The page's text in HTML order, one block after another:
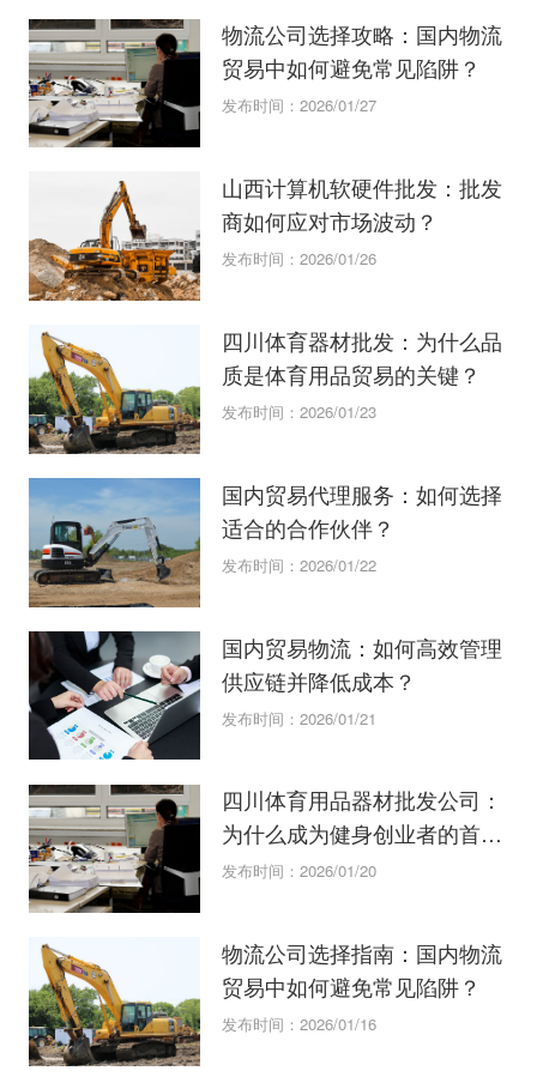
物流公司选择攻略：国内物流
贸易中如何避免常见陷阱？
发布时间：2026/01/27
山西计算机软硬件批发：批发
商如何应对市场波动？
发布时间：2026/01/26
四川体育器材批发：为什么品
质是体育用品贸易的关键？
发布时间：2026/01/23
国内贸易代理服务：如何选择
适合的合作伙伴？
发布时间：2026/01/22
国内贸易物流：如何高效管理
供应链并降低成本？
发布时间：2026/01/21
四川体育用品器材批发公司：
为什么成为健身创业者的首
选？
发布时间：2026/01/20
物流公司选择指南：国内物流
贸易中如何避免常见陷阱？
发布时间：2026/01/16